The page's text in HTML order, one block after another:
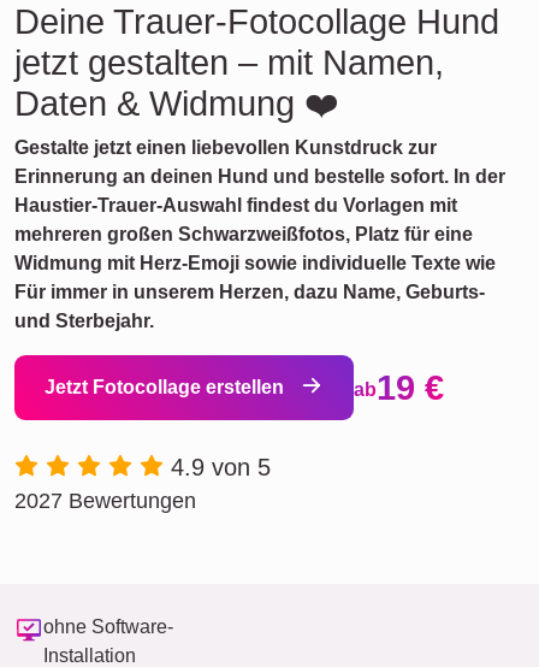
Deine Trauer-Fotocollage Hund
jetzt gestalten – mit Namen,
Daten & Widmung ❤️
Gestalte jetzt einen liebevollen Kunstdruck zur
Erinnerung an deinen Hund und bestelle sofort. In der
Haustier-Trauer-Auswahl findest du Vorlagen mit
mehreren großen Schwarzweißfotos, Platz für eine
Widmung mit Herz-Emoji sowie individuelle Texte wie
Für immer in unserem Herzen, dazu Name, Geburts-
und Sterbejahr.
Jetzt Fotocollage erstellen ab19 €
4.9 von 5
2027 Bewertungen
ohne Software-
Installation